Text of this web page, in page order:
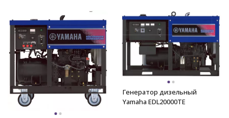
Генератор дизельный
Yamaha EDL20000TE